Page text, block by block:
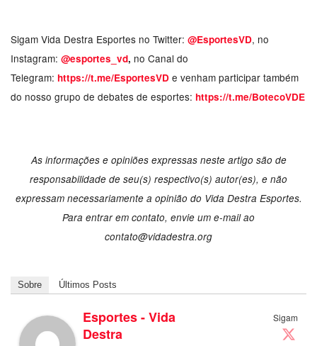
Sigam Vida Destra Esportes no Twitter: @EsportesVD, no
Instagram: @esportes_vd, no Canal do
Telegram: https://t.me/EsportesVD e venham participar também
do nosso grupo de debates de esportes: https://t.me/BotecoVDE
As informações e opiniões expressas neste artigo são de
responsabilidade de seu(s) respectivo(s) autor(es), e não
expressam necessariamente a opinião do Vida Destra Esportes.
Para entrar em contato, envie um e-mail ao
contato@vidadestra.org
Sobre Últimos Posts
Sigam
Esportes - Vida
Destra